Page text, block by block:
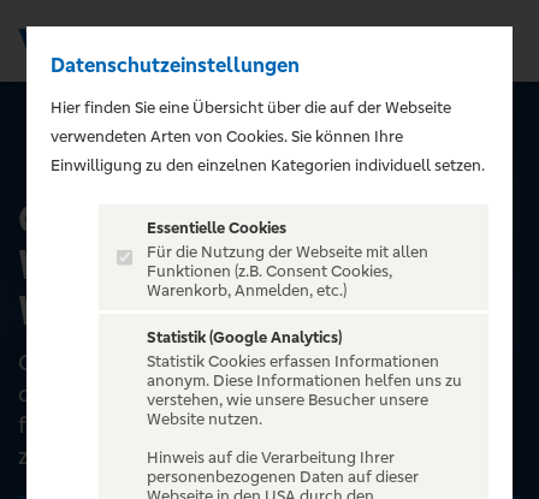
ALLE EVENTS
Christine Thürmer -
WANDERN TOTAL - Die
Welt zu Deinen Füßen
Christine Thürmer, die meistgewanderte Frau
der Welt, hat nach über 65.000 Kilometern auf
fünf Kontinenten festgestellt: Gewandert wird
zwar überall,...
Datenschutzeinstellungen
Hier finden Sie eine Übersicht über die auf der Webseite
verwendeten Arten von Cookies. Sie können Ihre
Einwilligung zu den einzelnen Kategorien individuell setzen.
Essentielle Cookies
Für die Nutzung der Webseite mit allen
Funktionen (z.B. Consent Cookies,
Warenkorb, Anmelden, etc.)
Statistik (Google Analytics)
Statistik Cookies erfassen Informationen
anonym. Diese Informationen helfen uns zu
verstehen, wie unsere Besucher unsere
Website nutzen.
Hinweis auf die Verarbeitung Ihrer
personenbezogenen Daten auf dieser